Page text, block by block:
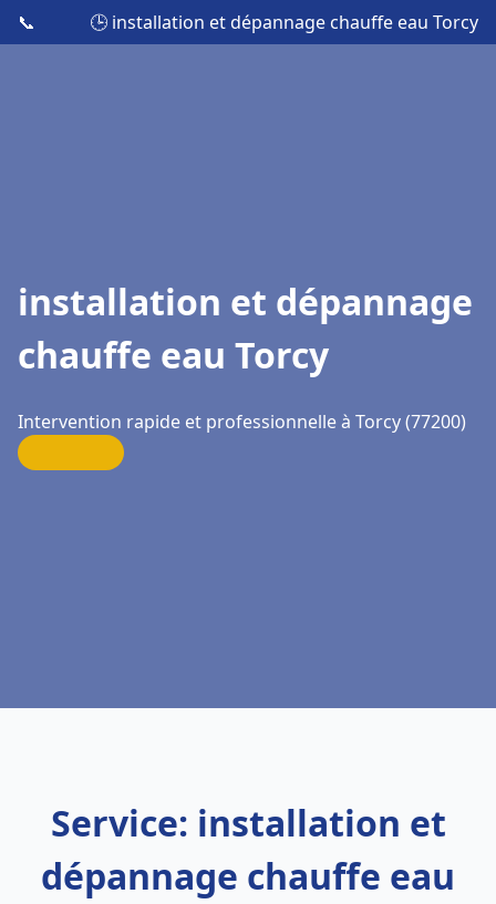
📞 🕒 installation et dépannage chauffe eau Torcy
installation et dépannage
chauffe eau Torcy
Intervention rapide et professionnelle à Torcy (77200)
Service: installation et
dépannage chauffe eau